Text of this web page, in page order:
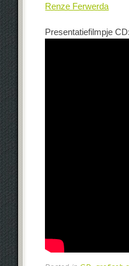
Renze Ferwerda
Presentatiefilmpje CD: